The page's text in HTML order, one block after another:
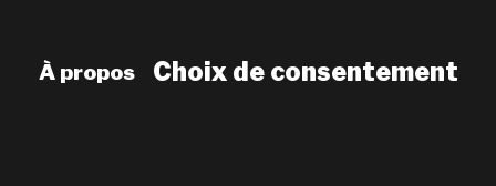
À propos Choix de consentement